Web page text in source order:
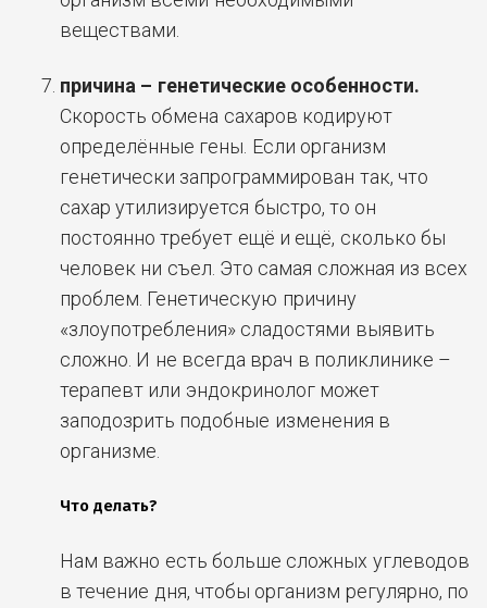
веществами.
причина – генетические особенности.
Скорость обмена сахаров кодируют
определённые гены. Если организм
генетически запрограммирован так, что
сахар утилизируется быстро, то он
постоянно требует ещё и ещё, сколько бы
человек ни съел. Это самая сложная из всех
проблем. Генетическую причину
«злоупотребления» сладостями выявить
сложно. И не всегда врач в поликлинике –
терапевт или эндокринолог может
заподозрить подобные изменения в
организме.
Что делать?
Нам важно есть больше сложных углеводов
в течение дня, чтобы организм регулярно, по